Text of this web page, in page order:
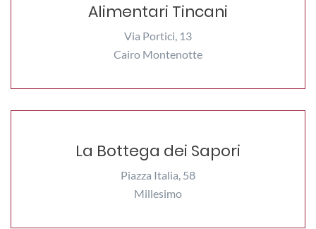
Alimentari Tincani
Via Portici, 13
Cairo Montenotte
La Bottega dei Sapori
Piazza Italia, 58
Millesimo